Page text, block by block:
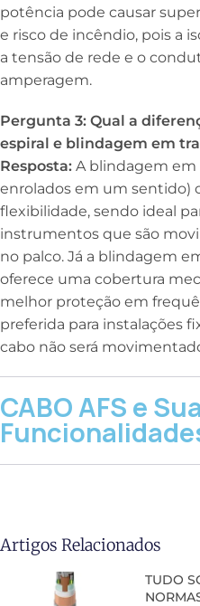
potência pode causar
e risco de incêndio, pois a
a tensão de rede e o
amperagem.
Pergunta 3: Qual a
espiral e blindagem em
Resposta: A blindagem em
enrolados em um sentido)
flexibilidade, sendo ideal
instrumentos que são
no palco. Já a blindagem
oferece uma cobertura
melhor proteção em
preferida para instalações
cabo não será
CABO AFS e
Artigos Relacionados
TUDO